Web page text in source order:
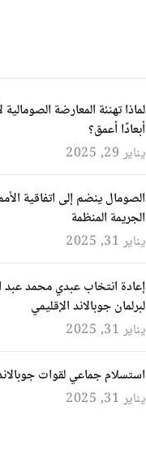
لماذا تهنئة المعارضة
أبعادًا أعمق؟
يناير 29, 2025
الصومال ينضم إلى اتفاقية
الجريمة المنظمة
يناير 31, 2025
إعادة انتخاب عبدي محمد عبد
لبرلمان جوبالاند الإقليمي
يناير 31, 2025
استسلام جماعي لقوات
يناير 31, 2025